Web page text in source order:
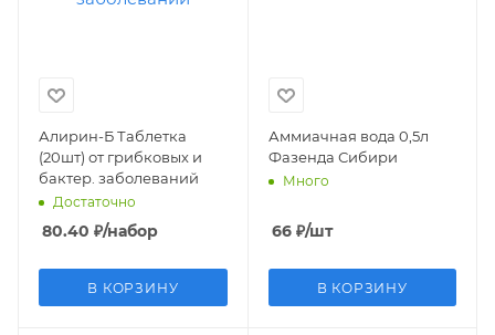
Алирин-Б Таблетка
(20шт) от грибковых и
бактер. заболеваний
Достаточно
80.40 ₽/набор
В КОРЗИНУ
Аммиачная вода 0,5л
Фазенда Сибири
Много
66₽/шт
В КОРЗИНУ